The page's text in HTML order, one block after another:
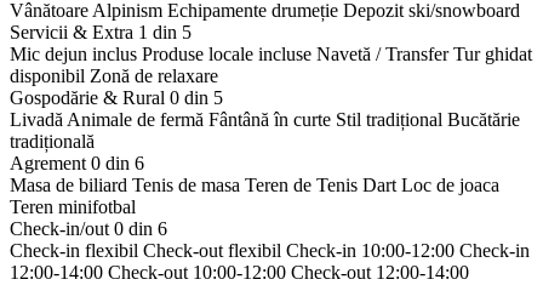
Vânătoare Alpinism Echipamente drumeție Depozit ski/snowboard
Servicii & Extra 1 din 5
Mic dejun inclus Produse locale incluse Navetă / Transfer Tur ghidat
disponibil Zonă de relaxare
Gospodărie & Rural 0 din 5
Livadă Animale de fermă Fântână în curte Stil tradițional Bucătărie
tradițională
Agrement 0 din 6
Masa de biliard Tenis de masa Teren de Tenis Dart Loc de joaca
Teren minifotbal
Check-in/out 0 din 6
Check-in flexibil Check-out flexibil Check-in 10:00-12:00 Check-in
12:00-14:00 Check-out 10:00-12:00 Check-out 12:00-14:00